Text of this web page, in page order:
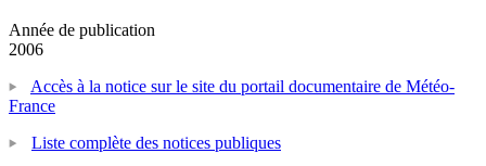
Année de publication
2006
Accès à la notice sur le site du portail documentaire de Météo-
France
Liste complète des notices publiques